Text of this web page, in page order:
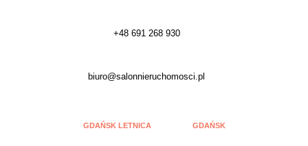
+48 691 268 930
biuro@salonnieruchomosci.pl
GDAŃSK LETNICA GDAŃSK